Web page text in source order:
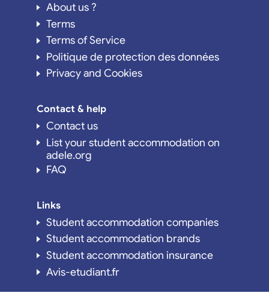
About us ?
Terms
Terms of Service
Politique de protection des données
Privacy and Cookies
Contact & help
Contact us
List your student accommodation on
adele.org
FAQ
Links
Student accommodation companies
Student accommodation brands
Student accommodation insurance
Avis-etudiant.fr